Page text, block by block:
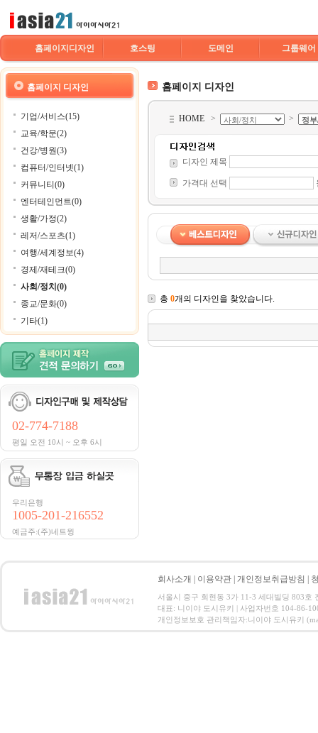
홈페이지디자인 호스팅 도메인 그룹웨어
홈페이지 디자인
기업/서비스(15)
교육/학문(2)
건강/병원(3)
컴퓨터/인터넷(1)
커뮤니티(0)
엔터테인먼트(0)
생활/가정(2)
레저/스포츠(1)
여행/세계정보(4)
경제/재테크(0)
사회/정치(0)
종교/문화(0)
기타(1)
02-774-7188
평일 오전 10시 ~ 오후 6시
우리은행
1005-201-216552
예금주:(주)네트윙
홈페이지 디자인
HOME > >
디자인 제목
가격대 선택
총 0개의 디자인을 찾았습니다.
회사소개 이용약관 개인정보취급방침
서울시 중구 회현동 3가 11-3 세대빌딩 803호
대표: 니이야 도시유키 | 사업자번호 104-86-
개인정보보호 관리책임자:니이야 도시유키